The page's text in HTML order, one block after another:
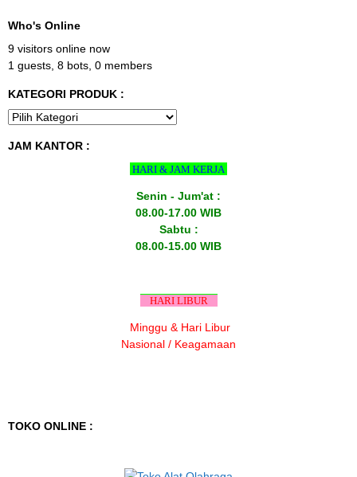
Who's Online
9 visitors online now
1 guests, 8 bots, 0 members
KATEGORI PRODUK :
JAM KANTOR :
HARI & JAM KERJA
Senin - Jum'at :
08.00-17.00 WIB
Sabtu :
08.00-15.00 WIB
HARI LIBUR
Minggu & Hari Libur
Nasional / Keagamaan
TOKO ONLINE :